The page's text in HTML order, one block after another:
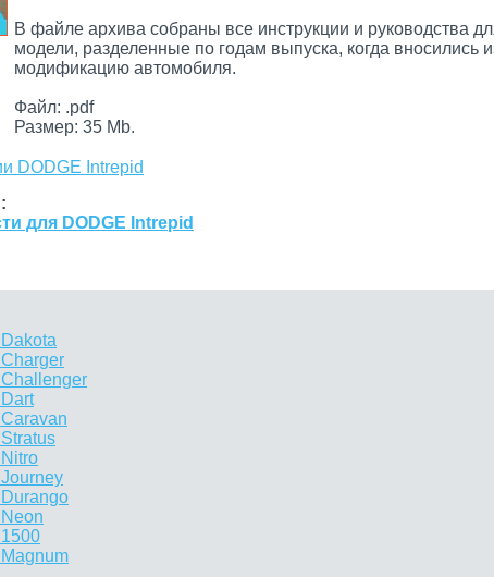
В файле архива собраны все инструкции и руководства
модели, разделенные по годам выпуска, когда вносились
модификацию автомобиля.
Файл: .pdf
Размер: 35 Mb.
DODGE Intrepid
для DODGE Intrepid